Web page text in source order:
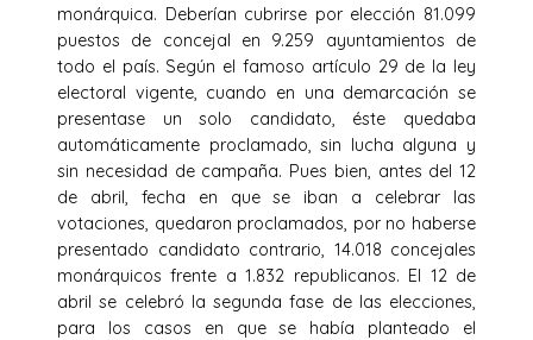
monárquica. Deberían cubrirse por elección 81.099
puestos de concejal en 9.259 ayuntamientos de
todo el país. Según el famoso artículo 29 de la ley
electoral vigente, cuando en una demarcación se
presentase un solo candidato, éste quedaba
automáticamente proclamado, sin lucha alguna y
sin necesidad de campaña. Pues bien, antes del 12
de abril, fecha en que se iban a celebrar las
votaciones, quedaron proclamados, por no haberse
presentado candidato contrario, 14.018 concejales
monárquicos frente a 1.832 republicanos. El 12 de
abril se celebró la segunda fase de las elecciones,
para los casos en que se había planteado el